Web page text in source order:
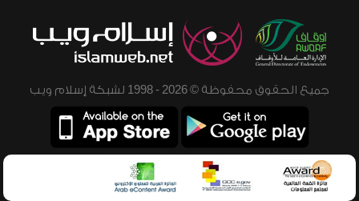
جميع الحقوق محفوظة © 2026 - 1998 لشبكة إسلام ويب